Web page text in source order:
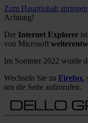
Zum Hauptinhalt springen
Achtung!
Der Internet Explorer
von Microsoft
Im Sommer 2022 wurde
Wechseln Sie zu Firefox,
um die Seite aufzurufen.